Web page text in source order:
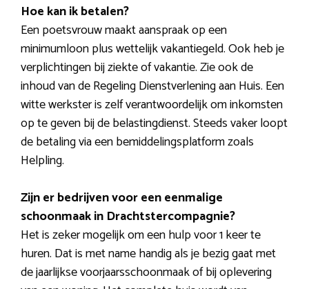
Hoe kan ik betalen?
Een poetsvrouw maakt aanspraak op een
minimumloon plus wettelijk vakantiegeld. Ook heb je
verplichtingen bij ziekte of vakantie. Zie ook de
inhoud van de Regeling Dienstverlening aan Huis. Een
witte werkster is zelf verantwoordelijk om inkomsten
op te geven bij de belastingdienst. Steeds vaker loopt
de betaling via een bemiddelingsplatform zoals
Helpling.
Zijn er bedrijven voor een eenmalige
schoonmaak in Drachtstercompagnie?
Het is zeker mogelijk om een hulp voor 1 keer te
huren. Dat is met name handig als je bezig gaat met
de jaarlijkse voorjaarsschoonmaak of bij oplevering